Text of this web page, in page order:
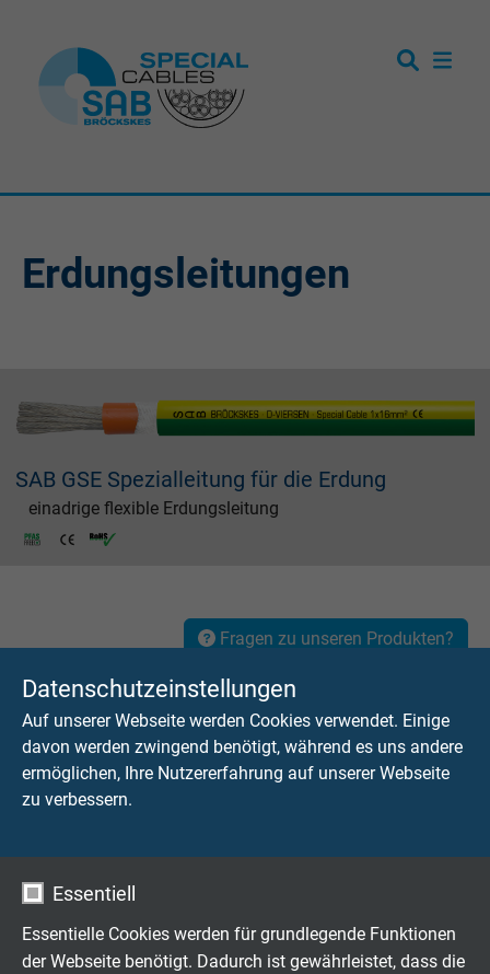
Datenschutzeinstellungen
Auf unserer Webseite werden Cookies verwendet. Einige
davon werden zwingend benötigt, während es uns andere
ermöglichen, Ihre Nutzererfahrung auf unserer Webseite
zu verbessern.
Essentiell
Essentielle Cookies werden für grundlegende Funktionen
der Webseite benötigt. Dadurch ist gewährleistet, dass die
Erdungsleitungen
SAB GSE Spezialleitung für die Erdung
einadrige flexible Erdungsleitung
Fragen zu unseren Produkten?
Hochflexible Kabel & Leitungen
exakt nach Ihren Wünschen
Fertigung seit 1947
Jetzt unverbindliche Anfrage senden